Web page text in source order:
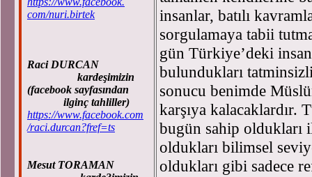
com/nuri.birtek
Raci DURCAN
kardeşimizin
(facebook sayfasından
ilginç tahliller)
https://www.facebook.com
/raci.durcan?fref=ts
Mesut TORAMAN
insanlar, batılı
sorgulamaya tabii
gün Türkiye’deki
bulundukları
sonucu benimde
karşıya kalacaklardır.
bugün sahip oldukları
oldukları bilimsel
oldukları gibi sadece